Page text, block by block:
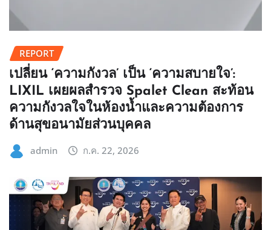
REPORT
เปลี่ยน ‘ความกังวล’ เป็น ‘ความสบายใจ’:
LIXIL เผยผลสำรวจ Spalet Clean สะท้อน
ความกังวลใจในห้องน้ำและความต้องการ
ด้านสุขอนามัยส่วนบุคคล
admin ก.ค. 22, 2026